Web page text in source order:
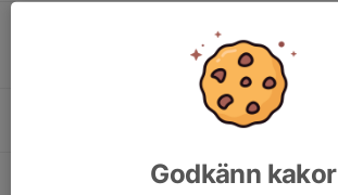
HockeyTvåan C
Match mot Kils AIK
Godkänn kakor